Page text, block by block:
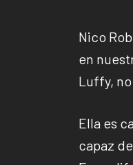
Nico
en
Luffy,
Ella es
capaz